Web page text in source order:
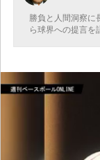
勝負と人間洞察に
ら球界への提言を